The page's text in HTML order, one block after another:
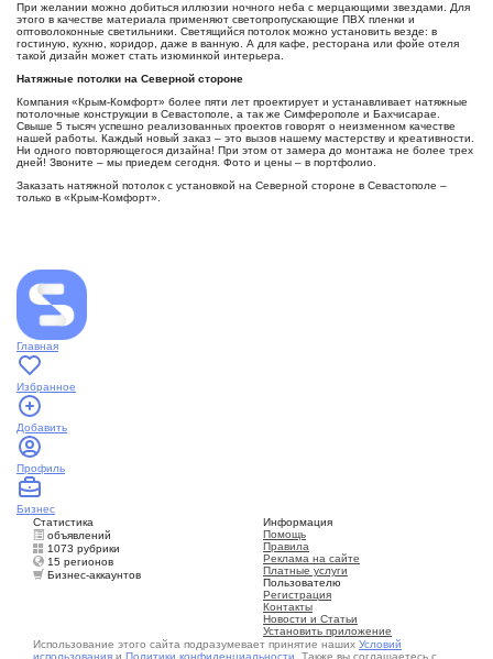
При желании можно добиться иллюзии ночного неба с мерцающими звездами. Для
этого в качестве материала применяют светопропускающие ПВХ пленки и
оптоволоконные светильники. Светящийся потолок можно установить везде: в
гостиную, кухню, коридор, даже в ванную. А для кафе, ресторана или фойе отеля
такой дизайн может стать изюминкой интерьера.
Натяжные потолки на Северной стороне
Компания «Крым-Комфорт» более пяти лет проектирует и устанавливает натяжные
потолочные конструкции в Севастополе, а так же Симферополе и Бахчисарае.
Свыше 5 тысяч успешно реализованных проектов говорят о неизменном качестве
нашей работы. Каждый новый заказ – это вызов нашему мастерству и креативности.
Ни одного повторяющегося дизайна! При этом от замера до монтажа не более трех
дней! Звоните – мы приедем сегодня. Фото и цены – в портфолио.
Заказать натяжной потолок с установкой на Северной стороне в Севастополе –
только в «Крым-Комфорт».
Главная
Избранное
Добавить
Профиль
Бизнес
Статистика
объявлений
1073 рубрики
15 регионов
Бизнес-аккаунтов
Информация
Помощь
Правила
Реклама на сайте
Платные услуги
Пользователю
Регистрация
Контакты
Новости и Статьи
Установить приложение
Использование этого сайта подразумевает принятие наших Условий
использования и Политики конфиденциальности . Также вы соглашаетесь с